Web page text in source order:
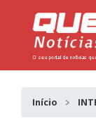
Início